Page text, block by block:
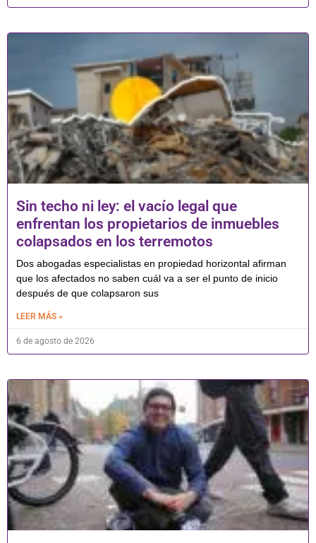
Sin techo ni ley: el vacío legal que
enfrentan los propietarios de inmuebles
colapsados en los terremotos
Dos abogadas especialistas en propiedad horizontal afirman
que los afectados no saben cuál va a ser el punto de inicio
después de que colapsaron sus
LEER MÁS »
6 de agosto de 2026